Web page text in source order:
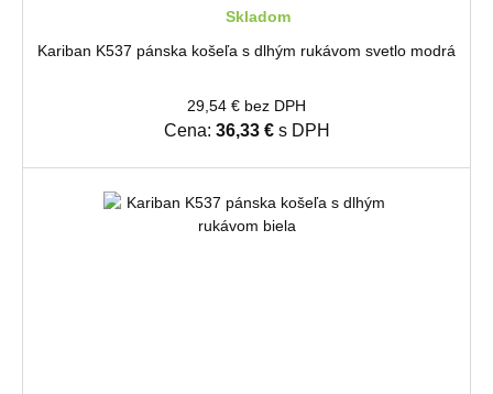
Skladom
Kariban K537 pánska košeľa s dlhým rukávom svetlo modrá
29,54 € bez DPH
Cena: 36,33 €s DPH